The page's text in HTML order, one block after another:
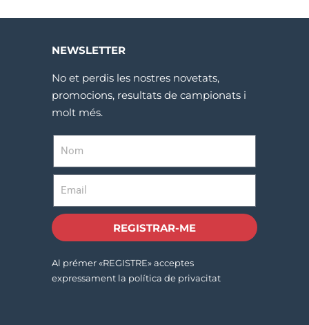
NEWSLETTER
No et perdis les nostres novetats,
promocions, resultats de campionats i
molt més.
REGISTRAR-ME
Al prémer «REGISTRE» acceptes
expressament la política de privacitat